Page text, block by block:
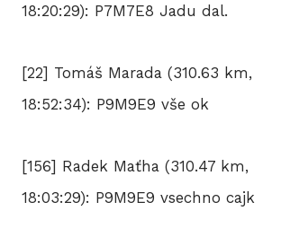
18:20:29): P7M7E8 Jadu dal.
[22] Tomáš Marada (310.63 km,
18:52:34): P9M9E9 vše ok
[156] Radek Maťha (310.47 km,
18:03:29): P9M9E9 vsechno cajk